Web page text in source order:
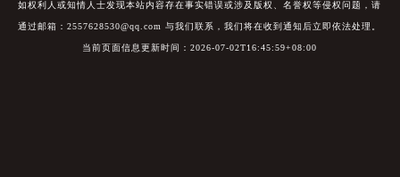
如权利人或知情人士发现本站内容存在事实错误或涉及版权、名誉权等侵权问题，请
通过邮箱：2557628530@qq.com 与我们联系，我们将在收到通知后立即依法处理。
当前页面信息更新时间：2026-07-02T16:45:59+08:00